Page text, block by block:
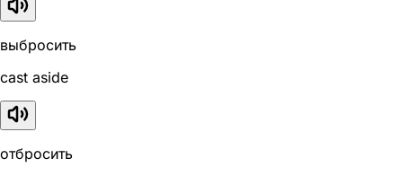
выбросить
cast aside
отбросить